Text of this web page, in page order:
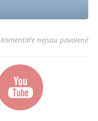
Komentáře nejsou povolenéu